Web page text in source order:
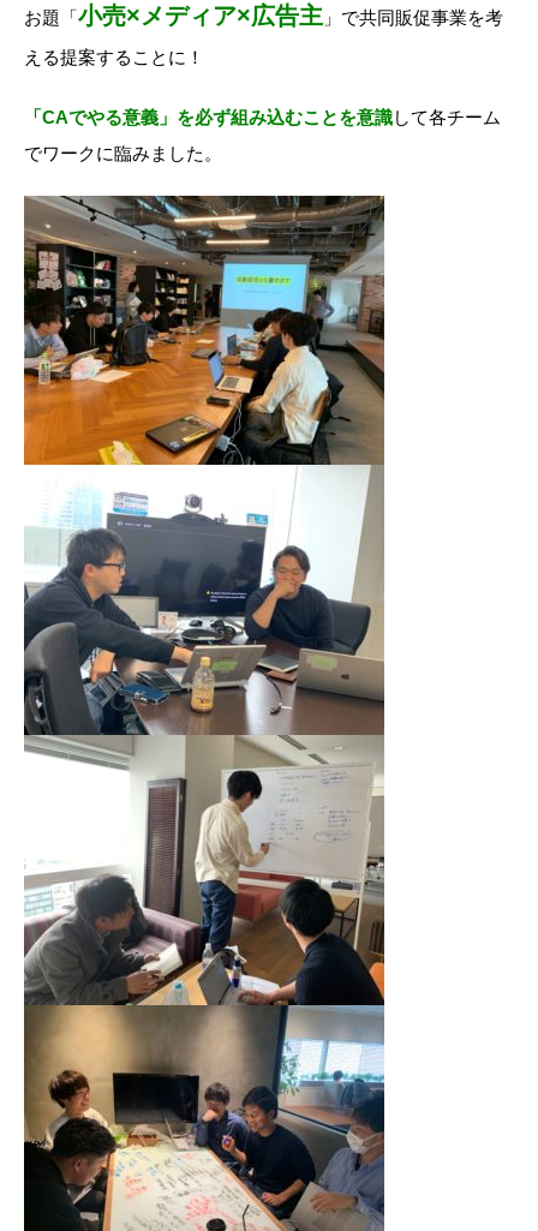
お題「小売×メディア×広告主 」で共同販促事業を考
える提案することに！
「CAでやる意義」を必ず組み込むことを意識して各チーム
でワークに臨みました。